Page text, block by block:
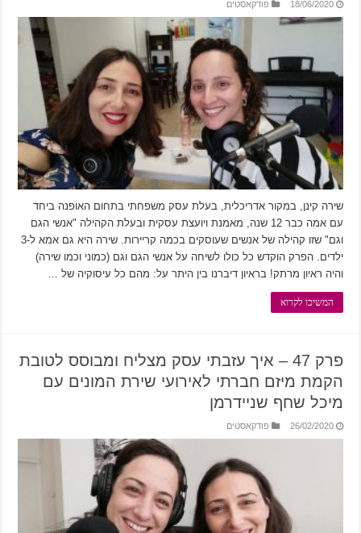
18/06/2020 פודקאסטים
שירה קינן, במקור אדריכלית, בעלת עסק משפחתי בתחום האופנה ביחד
עם אמה כבר 12 שנה, מאמנת ויועצת עסקית ובעלת הקהילה "אנשי הגם
וגם" שזו קהילה של אנשים שעוסקים בכמה קריירות. שירה היא גם אמא ל-3
ילדים. הפרק הוקדש כל כולו לשיחה על אנשי הגם וגם (כמוני וכמו שירה)
והיה ראיון מרתק! בראיון דיברנו בין היתר על: מהם כל עיסוקיה של …
המשיכו לקרוא
פרק 47 – איך עזבתי עסק מצליח ומבוסס לטובת
הקמת מיזם חברתי לאירועי שירת המונים עם
מיכל שחף שניידרמן
26/02/2020 פודקאסטים